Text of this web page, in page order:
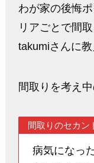
わが家の後悔
リアごとで間
takumiさんに教
間取りを考え
間取りのセカン
病気になっ